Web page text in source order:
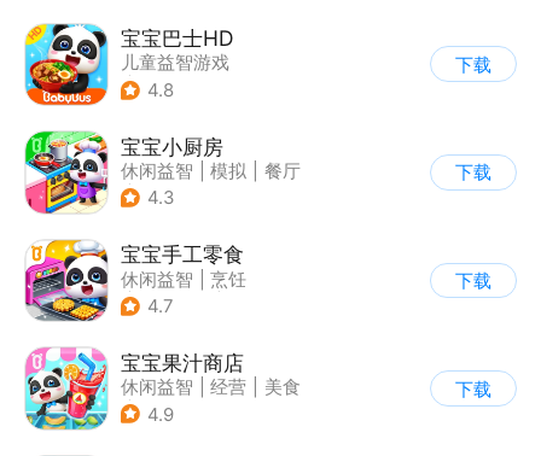
宝宝巴士HD
儿童益智游戏
| 启蒙早教
4.8
下载
宝宝小厨房
休闲益智 模拟
餐厅
| 宝宝巴士
4.3
下载
宝宝手工零食
休闲益智
烹饪
| 宝宝巴士
4.7
下载
宝宝果汁商店
休闲益智 经营
美食
| 宝宝巴士
4.9
下载